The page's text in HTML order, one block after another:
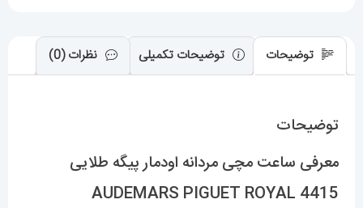
توضیحات توضیحات تکمیلی نظرات (0)
توضیحات
معرفی ساعت مچی مردانه اودمار پیگه طلایی
AUDEMARS PIGUET ROYAL 4415